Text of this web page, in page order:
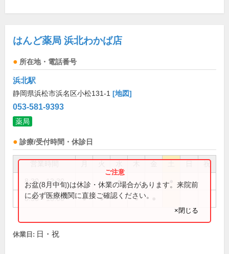
はんど薬局 浜北わかば店
所在地・電話番号
浜北駅
静岡県浜松市浜名区小松131-1 [地図]
053-581-9393
薬局
診療/受付時間・休診日
祝
8:30～12:30 ●
8:30～18:00 ● ● ●
お盆(8月中旬)は休診・休業の場合があります。来院前
に必ず医療機関に直接ご確認ください。
×閉じる
休業日: 日・祝